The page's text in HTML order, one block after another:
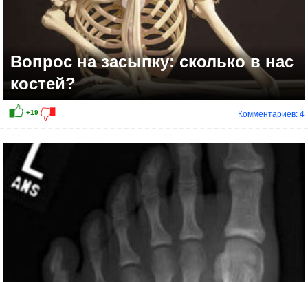
Вопрос на засыпку: сколько в нас
костей?
Комментариев: 4